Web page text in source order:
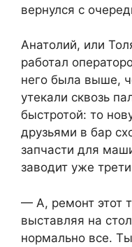
вернулся с
Анатолий, или
работал
него была выше,
утекали сквозь
быстротой: то
друзьями в бар
запчасти для
заводит уже
— А, ремонт этот
выставляя на
нормально все.